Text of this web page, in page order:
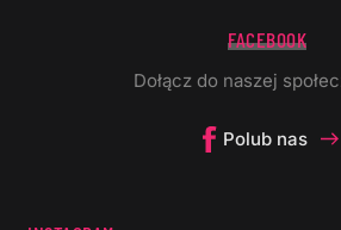
FACEBOOK
Dołącz do naszej
Polub nas